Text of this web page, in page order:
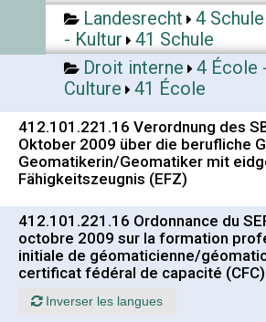
Landesrecht
4
- Kultur
41 Schule
Droit interne
4 École
Culture
41 École
412.101.221.16 Verordnung des
Oktober 2009 über die berufliche
Geomatikerin/Geomatiker mit
Fähigkeitszeugnis (EFZ)
412.101.221.16 Ordonnance du
octobre 2009 sur la formation
initiale de géomaticienne/
certificat fédéral de capacité (CFC)
Inverser les langues